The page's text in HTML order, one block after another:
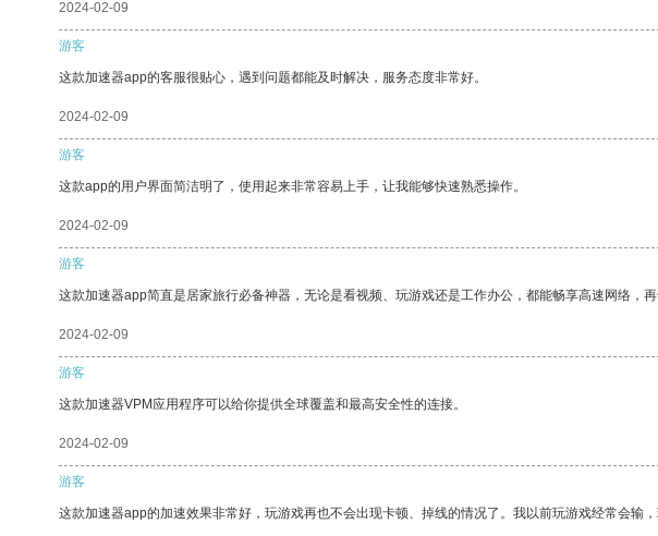
2024-02-09
游客
这款加速器app的客服很贴心，遇到问题都能及时解决，服务态度非常好。
2024-02-09
游客
这款app的用户界面简洁明了，使用起来非常容易上手，让我能够快速熟悉操作。
2024-02-09
游客
这款加速器app简直是居家旅行必备神器，无论是看视频、玩游戏还是工作办公，都能畅享高速网络，再
2024-02-09
游客
这款加速器VPM应用程序可以给你提供全球覆盖和最高安全性的连接。
2024-02-09
游客
这款加速器app的加速效果非常好，玩游戏再也不会出现卡顿、掉线的情况了。我以前玩游戏经常会输